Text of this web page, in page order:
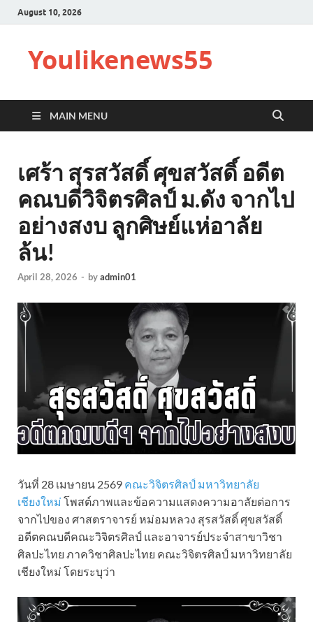
August 10, 2026
Youlikenews55
MAIN MENU
เศร้า สุรสวัสดิ์ ศุขสวัสดิ์ อดีต
คณบดีวิจิตรศิลป์ ม.ดัง จากไป
อย่างสงบ ลูกศิษย์แห่อาลัย
ล้น!
April 28, 2026 - byadmin01
วันที่ 28 เมษายน 2569 คณะวิจิตรศิลป์ มหาวิทยาลัย
เชียงใหม่ โพสต์ภาพและข้อความแสดงความอาลัยต่อการ
จากไปของ ศาสตราจารย์ หม่อมหลวง สุรสวัสดิ์ ศุขสวัสดิ์
อดีตคณบดีคณะวิจิตรศิลป์ และอาจารย์ประจำสาขาวิชา
ศิลปะไทย ภาควิชาศิลปะไทย คณะวิจิตรศิลป์ มหาวิทยาลัย
เชียงใหม่ โดยระบุว่า